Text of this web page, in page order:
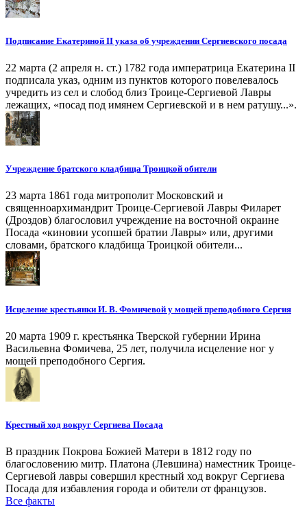
Подписание Екатериной II указа об учреждении Сергиевского посада
22 марта (2 апреля н. ст.) 1782 года императрица Екатерина II
подписала указ, одним из пунктов которого повелевалось
учредить из сел и слобод близ Троице-Сергиевой Лавры
лежащих, «посад под имянем Сергиевской и в нем ратушу...».
Учреждение братского кладбища Троицкой обители
23 марта 1861 года митрополит Московский и
священноархимандрит Троице-Сергиевой Лавры Филарет
(Дроздов) благословил учреждение на восточной окраине
Посада «киновии усопшей братии Лавры» или, другими
словами, братского кладбища Троицкой обители...
Исцеление крестьянки И. В. Фомичевой у мощей преподобного Сергия
20 марта 1909 г. крестьянка Тверской губернии Ирина
Васильевна Фомичева, 25 лет, получила исцеление ног у
мощей преподобного Сергия.
Крестный ход вокруг Сергиева Посада
В праздник Покрова Божией Матери в 1812 году по
благословению митр. Платона (Левшина) наместник Троице-
Сергиевой лавры совершил крестный ход вокруг Сергиева
Посада для избавления города и обители от французов.
Все факты